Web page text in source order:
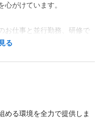
る
で、自分のペースでお仕事
柔軟な働き方に対応してい
がけています。
お仕事と並行勤務、研修で
フルタイムなど、個々に合
、技術者での経験を活か
の働き方も可能♪
る
める環境を全力で提供しま